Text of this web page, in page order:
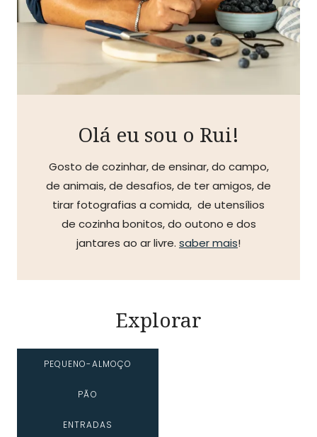
Olá eu sou o Rui!
Gosto de cozinhar, de ensinar, do campo,
de animais, de desafios, de ter amigos, de
tirar fotografias a comida, de utensílios
de cozinha bonitos, do outono e dos
jantares ao ar livre. saber mais!
Explorar
PEQUENO-ALMOÇO
PÃO
ENTRADAS